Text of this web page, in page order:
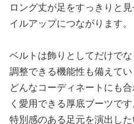
ロング丈が足をすっきりと
イルアップにつながります。
ベルトは飾りとしてだけで
調整できる機能性も備えてい
どんなコーディネートにも
く愛用できる厚底ブーツです
特別感のある足元を演出した